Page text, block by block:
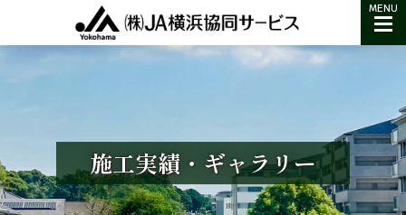
キ
ッ
プ
に
移
動
施工実績・ギャラリー
MENU